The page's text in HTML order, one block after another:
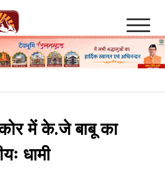
में के.जे बाबू का
धामी